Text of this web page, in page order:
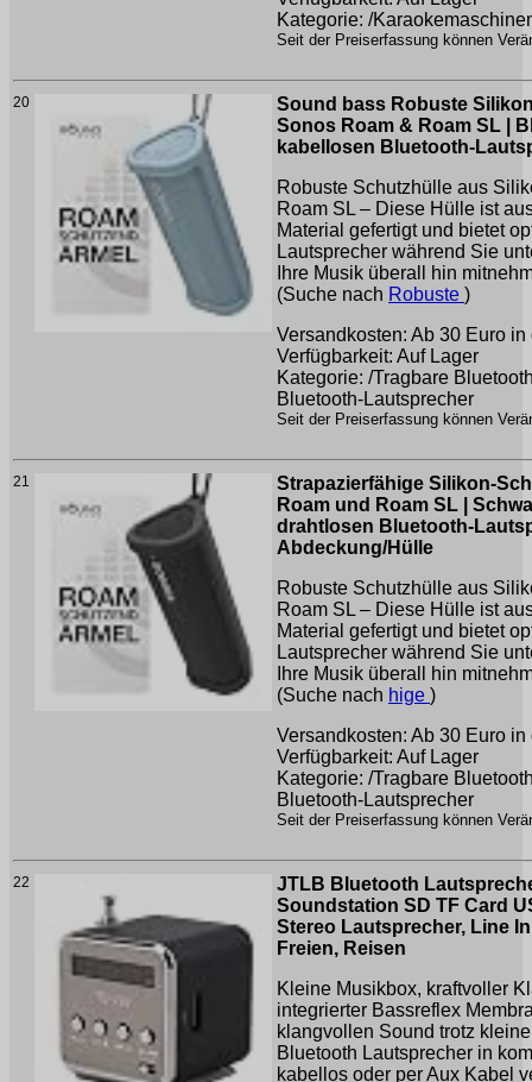
Kategorie: /
Seit der Preiserfassung können
20
Sound bass Robuste
Sonos Roam & Roam SL |
kabellosen Bluetooth-
Robuste Schutzhülle aus
Roam SL – Diese Hülle ist
Material gefertigt und bietet
Lautsprecher während Sie
Ihre Musik überall hin
(Suche nach Robuste )
Versandkosten: Ab 30 Euro
Verfügbarkeit: Auf Lager
Kategorie: /Tragbare
Bluetooth-Lautsprecher
Seit der Preiserfassung können
21
Strapazierfähige Silikon-
Roam und Roam SL |
drahtlosen Bluetooth-
Abdeckung/Hülle
Robuste Schutzhülle aus
Roam SL – Diese Hülle ist
Material gefertigt und bietet
Lautsprecher während Sie
Ihre Musik überall hin
(Suche nach hige )
Versandkosten: Ab 30 Euro
Verfügbarkeit: Auf Lager
Kategorie: /Tragbare
Bluetooth-Lautsprecher
Seit der Preiserfassung können
22
JTLB Bluetooth
Soundstation SD TF Card
Stereo Lautsprecher, Line
Freien, Reisen
Kleine Musikbox, kraftvoller
integrierter Bassreflex
klangvollen Sound trotz
Bluetooth Lautsprecher in
kabellos oder per Aux Kabel